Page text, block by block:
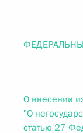
О внесении
"О
статью 27